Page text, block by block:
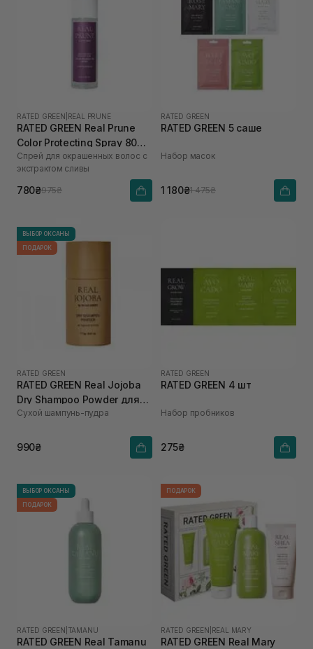
RATED GREEN REAL PRUNE
RATED GREEN Real Prune
Color Protecting Spray 80
мл
Спрей для окрашенных волос с
экстрактом сливы
780₴975₴
RATED GREEN
RATED GREEN 5 саше
Набор масок
1 180₴1 475₴
ВЫБОР ОКСАНЫ
ПОДАРОК
RATED GREEN
RATED GREEN Real Jojoba
Dry Shampoo Powder для
жирної шкіри голови та
Сухой шампунь-пудра
990₴
RATED GREEN
RATED GREEN 4 шт
Набор пробников
275₴
ВЫБОР ОКСАНЫ
ПОДАРОК
RATED GREEN TAMANU
RATED GREEN Real Tamanu
ПОДАРОК
RATED GREEN REAL MARY
RATED GREEN Real Mary